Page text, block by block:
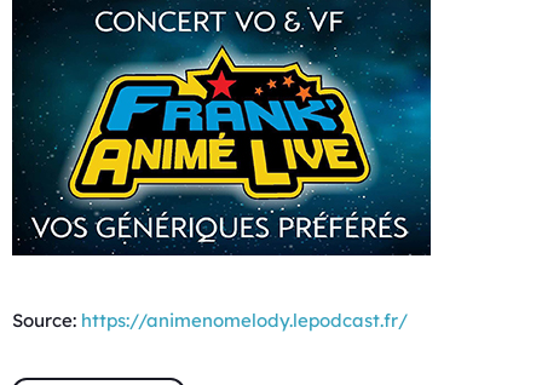
Source: https://animenomelody.lepodcast.fr/